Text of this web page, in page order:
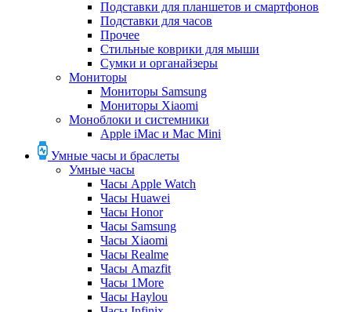
Подставки для планшетов и смартфонов
Подставки для часов
Прочее
Стильные коврики для мыши
Сумки и органайзеры
Мониторы
Мониторы Samsung
Мониторы Xiaomi
Моноблоки и системники
Apple iMac и Mac Mini
Умные часы и браслеты
Умные часы
Часы Apple Watch
Часы Huawei
Часы Honor
Часы Samsung
Часы Xiaomi
Часы Realme
Часы Amazfit
Часы 1More
Часы Haylou